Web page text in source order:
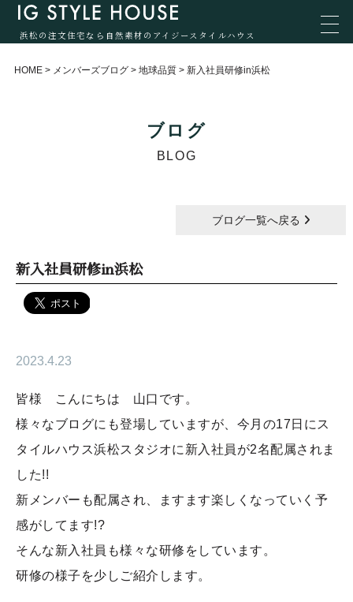
浜松の注文住宅なら自然素材のアイジースタイルハウス
HOME > メンバーズブログ > 地球品質 > 新入社員研修in浜松
ブログ
BLOG
ブログ一覧へ戻る
新入社員研修in浜松
2023.4.23
皆様 こんにちは 山口です。
様々なブログにも登場していますが、今月の17日にス
タイルハウス浜松スタジオに新入社員が2名配属されま
した!!
新メンバーも配属され、ますます楽しくなっていく予
感がしてます!?
そんな新入社員も様々な研修をしています。
研修の様子を少しご紹介します。